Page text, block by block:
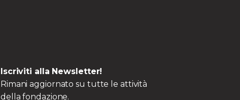
Iscriviti alla Newsletter!
Rimani aggiornato su tutte le attività
della fondazione.